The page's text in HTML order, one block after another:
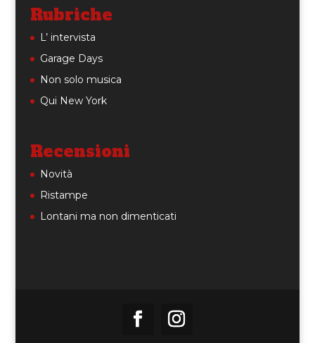
Rubriche
L’ intervista
Garage Days
Non solo musica
Qui New York
Recensioni
Novità
Ristampe
Lontani ma non dimenticati